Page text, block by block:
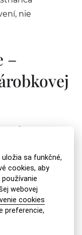
nie
–
zamestnaní
je, že ide o
činnosti
nestačí,
charakter.
podľa § 83 ods.
uložia sa funkčné,
cookies, aby
webovej
cookies
preferencie,